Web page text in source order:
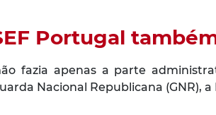
Portugal
fazia apenas a parte
Nacional Republicana (GNR),